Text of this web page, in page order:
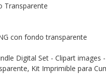
Transparente
con fondo transparente
Digital Set - Clipart
Kit Imprimible para